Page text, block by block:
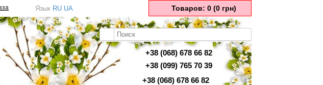
Язык RU UA Товаров: 0 (0 грн)
+38 (068) 678 66 82
+38 (099) 765 70 39
+38 (068) 678 66 82